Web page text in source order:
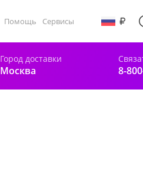
Помощь Сервисы
Город доставки
Москва 8-